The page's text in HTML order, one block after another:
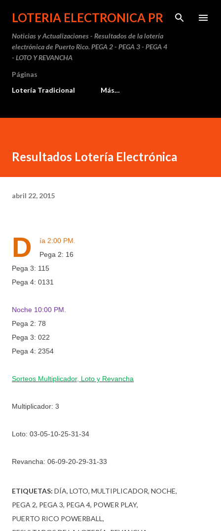
Ir al contenido principal
LOTERIA ELECTRONICA PR
Noticias y Actualizaciones - Resultados de la lotería
electrónica de Puerto Rico. PEGA 2 - PEGA 3 - PEGA 4
- LOTO Y REVANCHA
Páginas
Lotería Tradicional
Más…
Resultados Lotería Electrónica
abril 22, 2015
D
ía 2:00 PM.
Pega 2: 16
Pega 3: 115
Pega 4: 0131
Noche 10:00 PM.
Pega 2: 78
Pega 3: 022
Pega 4: 2354
Sorteos Multiplicador, Loto y Revancha
Multiplicador: 3
Loto: 03-05-10-25-31-34
Revancha: 06-09-20-29-31-33
ETIQUETAS: DÍA LOTO MULTIPLICADOR NOCHE
PEGA 2 PEGA 3 PEGA 4 POWER PLAY
PUERTO RICO POWERBALL